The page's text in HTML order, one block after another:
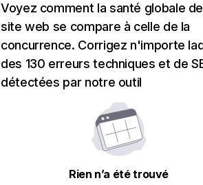
Voyez comment la santé globale
site web se compare à celle de la
concurrence. Corrigez n'importe
des 130 erreurs techniques et de
détectées par notre outil
Rien n’a été trouvé